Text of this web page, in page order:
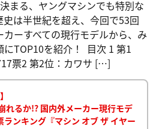
まる、ヤングマシンでも特別な
は半世紀を超え、今回で53回
ーすべての現行モデルから、み
TOP10を紹介！ 目次 1 第1
票2 第2位：カワサ […]
れるか!? 国内外メーカー現行モデ
ンキング『マシン オブ ザ イヤー